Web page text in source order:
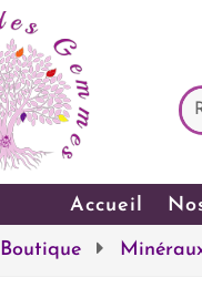
Accueil
Boutique